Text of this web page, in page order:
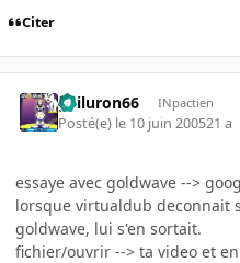
Citer
gailuron66 INpactien
Posté(e) le 10 juin 200521 a
essaye avec goldwave -->
lorsque virtualdub deconnait
goldwave, lui s'en sortait.
fichier/ouvrir --> ta video et